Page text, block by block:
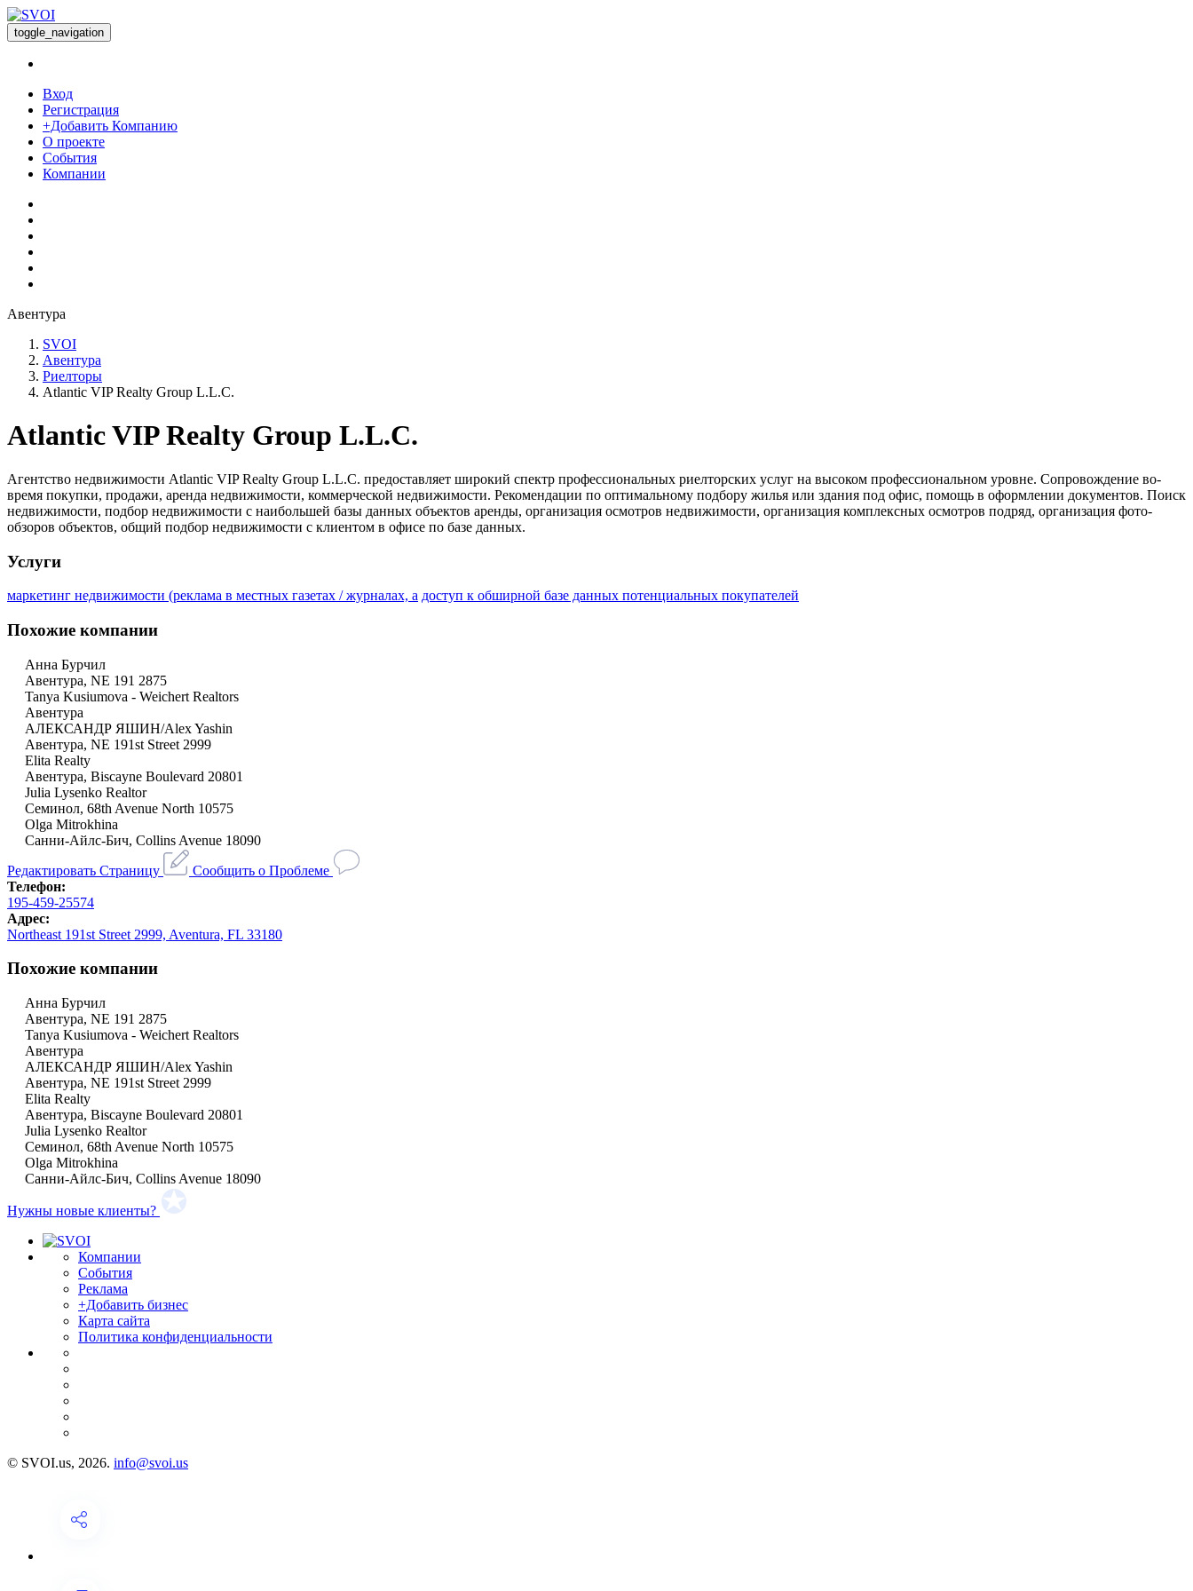
toggle_navigation
Вход
Регистрация
+Добавить Компанию
О проекте
События
Компании
Авентура
SVOI
Авентура
Риелторы
Atlantic VIP Realty Group L.L.C.
Atlantic VIP Realty Group L.L.C.
Агентство недвижимости Atlantic VIP Realty Group L.L.C. предоставляет широкий спектр профессиональных риелторских услуг на высоком профессиональном уровне. Сопровождение во-
время покупки, продажи, аренда недвижимости, коммерческой недвижимости. Рекомендации по оптимальному подбору жилья или здания под офис, помощь в оформлении документов. Поиск
недвижимости, подбор недвижимости с наибольшей базы данных объектов аренды, организация осмотров недвижимости, организация комплексных осмотров подряд, организация фото-
обзоров объектов, общий подбор недвижимости с клиентом в офисе по базе данных.
Услуги
маркетинг недвижимости (реклама в местных газетах / журналах, а доступ к обширной базе данных потенциальных покупателей
Похожие компании
Анна Бурчил
Авентура, NE 191 2875
Tanya Kusiumova - Weichert Realtors
Авентура
АЛЕКСАНДР ЯШИН/Alex Yashin
Авентура, NE 191st Street 2999
Elita Realty
Авентура, Biscayne Boulevard 20801
Julia Lysenko Realtor
Семинол, 68th Avenue North 10575
Olga Mitrokhina
Санни-Айлс-Бич, Collins Avenue 18090
Редактировать Страницу
Сообщить о Проблеме
Телефон:
195-459-25574
Адрес:
Northeast 191st Street 2999, Aventura, FL 33180
Похожие компании
Анна Бурчил
Авентура, NE 191 2875
Tanya Kusiumova - Weichert Realtors
Авентура
АЛЕКСАНДР ЯШИН/Alex Yashin
Авентура, NE 191st Street 2999
Elita Realty
Авентура, Biscayne Boulevard 20801
Julia Lysenko Realtor
Семинол, 68th Avenue North 10575
Olga Mitrokhina
Санни-Айлс-Бич, Collins Avenue 18090
Нужны новые клиенты?
Компании
События
Реклама
+Добавить бизнес
Карта сайта
Политика конфиденциальности
© SVOI.us, 2026. info@svoi.us